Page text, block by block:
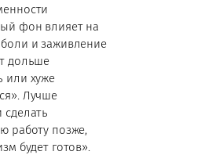
фон влияет на
и заживление
дольше
или хуже
Лучше
сделать
работу позже,
будет готов».